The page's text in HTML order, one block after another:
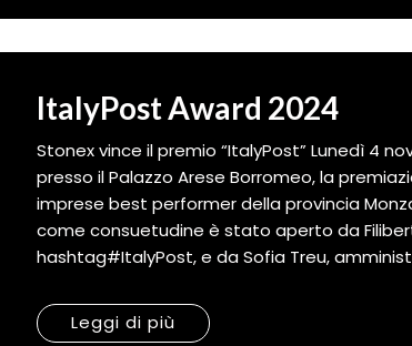
ItalyPost Award 2024
Stonex vince il premio “ItalyPost” Lunedì 4
presso il Palazzo Arese Borromeo, la
imprese best performer della provincia
come consuetudine è stato aperto da
hashtag#ItalyPost, e da Sofia Treu,
Leggi di più